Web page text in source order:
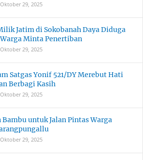
Oktober 29, 2025
Jatim di Sokobanah Daya Diduga
Minta Penertiban
Oktober 29, 2025
Satgas Yonif 521/DY Merebut Hati
Berbagi Kasih
Oktober 29, 2025
untuk Jalan Pintas Warga
Oktober 29, 2025